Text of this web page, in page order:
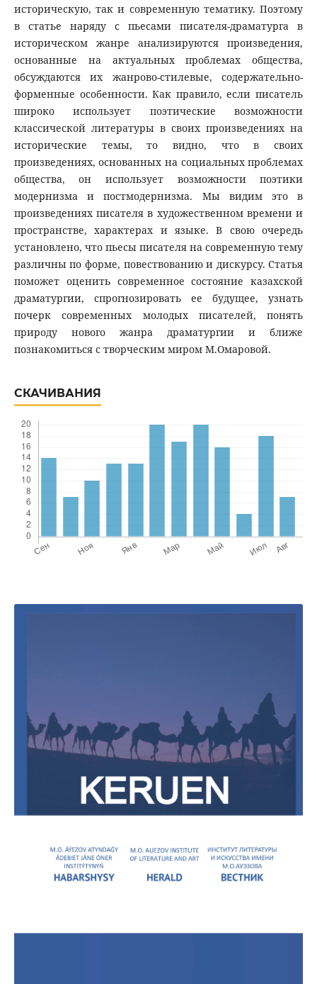
историческую, так и современную тематику. Поэтому
в статье наряду с пьесами писателя-драматурга в
историческом жанре анализируются произведения,
основанные на актуальных проблемах общества,
обсуждаются их жанрово-стилевые, содержательно-
форменные особенности. Как правило, если писатель
широко использует поэтические возможности
классической литературы в своих произведениях на
исторические темы, то видно, что в своих
произведениях, основанных на социальных проблемах
общества, он использует возможности поэтики
модернизма и постмодернизма. Мы видим это в
произведениях писателя в художественном времени и
пространстве, характерах и языке. В свою очередь
установлено, что пьесы писателя на современную тему
различны по форме, повествованию и дискурсу. Статья
поможет оценить современное состояние казахской
драматургии, спрогнозировать ее будущее, узнать
почерк современных молодых писателей, понять
природу нового жанра драматургии и ближе
познакомиться с творческим миром М.Омаровой.
СКАЧИВАНИЯ